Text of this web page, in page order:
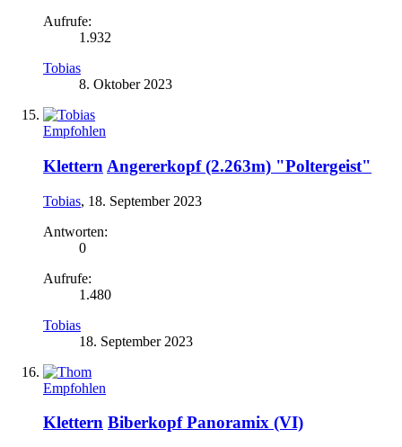
Aufrufe:
1.932
Tobias
8. Oktober 2023
Empfohlen
Klettern Angererkopf (2.263m) "Poltergeist"
Tobias, 18. September 2023
Antworten:
0
Aufrufe:
1.480
Tobias
18. September 2023
Empfohlen
Klettern Biberkopf Panoramix (VI)